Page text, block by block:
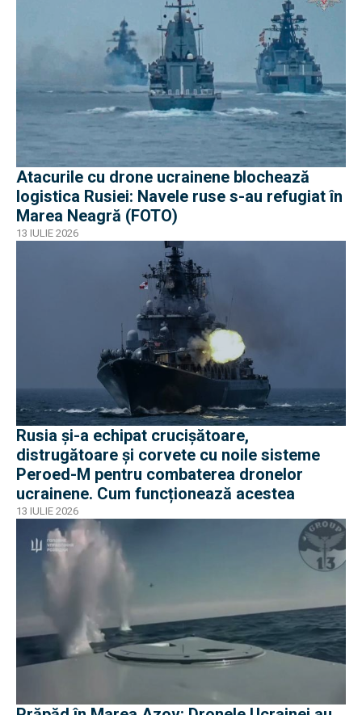
Atacurile cu drone ucrainene blochează
logistica Rusiei: Navele ruse s-au refugiat în
Marea Neagră (FOTO)
13 IULIE 2026
Rusia și-a echipat crucișătoare,
distrugătoare și corvete cu noile sisteme
Peroed-M pentru combaterea dronelor
ucrainene. Cum funcționează acestea
13 IULIE 2026